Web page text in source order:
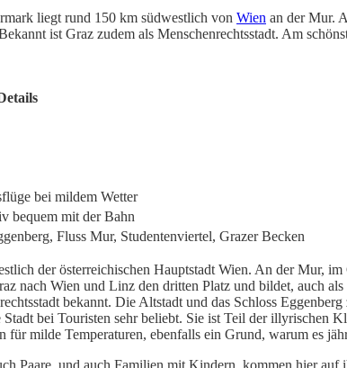
liegt rund 150 km südwestlich von Wien an der Mur.
ist Graz zudem als Menschenrechtsstadt. Am
bei mildem Wetter
bequem mit der Bahn
Fluss Mur, Studentenviertel, Grazer Becken
der österreichischen Hauptstadt Wien. An der Mur,
nach Wien und Linz den dritten Platz und bildet, auch
bekannt. Die Altstadt und das Schloss
bei Touristen sehr beliebt. Sie ist Teil der illyrischen
für milde Temperaturen, ebenfalls ein Grund, warum es
Paare, und auch Familien mit Kindern, kommen hier